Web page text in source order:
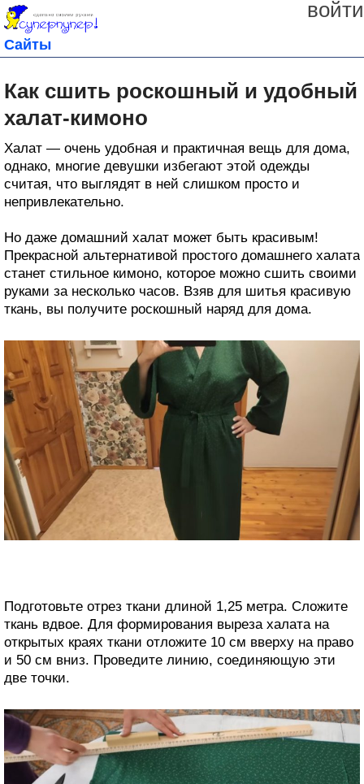
войти
Сайты
Как сшить роскошный и удобный
халат-кимоно
Халат — очень удобная и практичная вещь для дома,
однако, многие девушки избегают этой одежды
считая, что выглядят в ней слишком просто и
непривлекательно.
Но даже домашний халат может быть красивым!
Прекрасной альтернативой простого домашнего халата
станет стильное кимоно, которое можно сшить своими
руками за несколько часов. Взяв для шитья красивую
ткань, вы получите роскошный наряд для дома.
Подготовьте отрез ткани длиной 1,25 метра. Сложите
ткань вдвое. Для формирования выреза халата на
открытых краях ткани отложите 10 см вверху на право
и 50 см вниз. Проведите линию, соединяющую эти
две точки.